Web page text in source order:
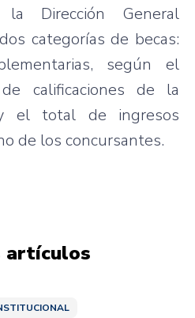
la Dirección General
categorías de becas:
según el
calificaciones de la
el total de ingresos
de los concursantes.
artículos